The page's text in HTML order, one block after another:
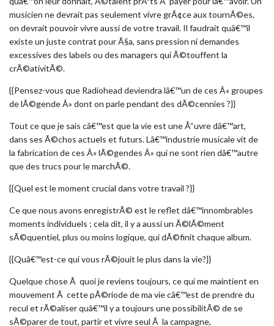
musicien ne devrait pas seulement vivre grÃ¢ce aux tournÃ©es,
on devrait pouvoir vivre aussi de votre travail. Il faudrait quâ€™il
existe un juste contrat pour Ã§a, sans pression ni demandes
excessives des labels ou des managers qui Ã©touffent la
crÃ©ativitÃ©.
{{Pensez-vous que Radiohead deviendra lâ€™un de ces Â« groupes
de lÃ©gende Â» dont on parle pendant des dÃ©cennies ?}}
Tout ce que je sais câ€™est que la vie est une Å“uvre dâ€™art,
dans ses Ã©chos actuels et futurs. Lâ€™industrie musicale vit de
la fabrication de ces Â« lÃ©gendes Â» qui ne sont rien dâ€™autre
que des trucs pour le marchÃ©.
{{Quel est le moment crucial dans votre travail ?}}
Ce que nous avons enregistrÃ© est le reflet dâ€™innombrables
moments individuels ; cela dit, il y a aussi un Ã©lÃ©ment
sÃ©quentiel, plus ou moins logique, qui dÃ©finit chaque album.
{{Quâ€™est-ce qui vous rÃ©jouit le plus dans la vie?}}
Quelque chose Ã quoi je reviens toujours, ce qui me maintient en
mouvement Ã cette pÃ©riode de ma vie câ€™est de prendre du
recul et rÃ©aliser quâ€™il y a toujours une possibilitÃ© de se
sÃ©parer de tout, partir et vivre seul Ã la campagne,